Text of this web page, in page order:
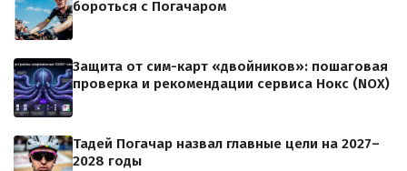
бороться с Погачаром
Защита от сим-карт «двойников»: пошаговая
проверка и рекомендации сервиса Нокс (NOX)
Тадей Погачар назвал главные цели на 2027–
2028 годы